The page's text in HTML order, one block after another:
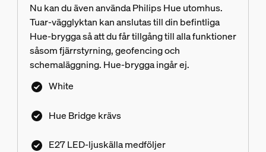
Nu kan du även använda Philips Hue utomhus.
Tuar-vägglyktan kan anslutas till din befintliga
Hue-brygga så att du får tillgång till alla funktioner
såsom fjärrstyrning, geofencing och
schemaläggning. Hue-brygga ingår ej.
White
Hue Bridge krävs
E27 LED-ljuskälla medföljer